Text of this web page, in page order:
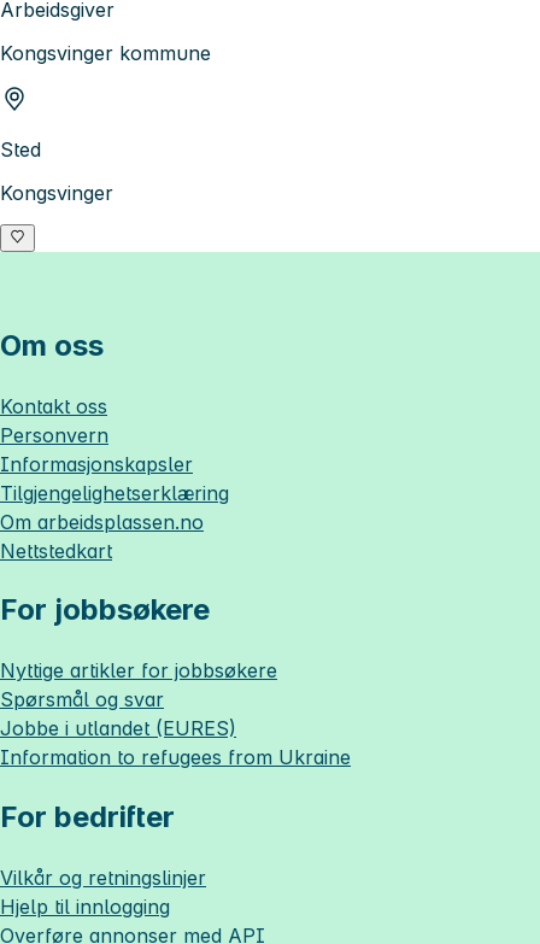
Arbeidsgiver
Kongsvinger kommune
Sted
Kongsvinger
Om oss
Kontakt oss
Personvern
Informasjonskapsler
Tilgjengelighetserklæring
Om arbeidsplassen.no
Nettstedkart
For jobbsøkere
Nyttige artikler for jobbsøkere
Spørsmål og svar
Jobbe i utlandet (EURES)
Information to refugees from Ukraine
For bedrifter
Vilkår og retningslinjer
Hjelp til innlogging
Overføre annonser med API